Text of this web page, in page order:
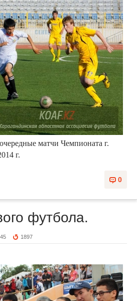
матчи Чемпионата г.
г.
0
футбола.
1897